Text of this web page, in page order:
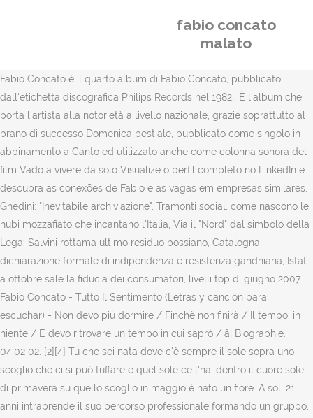
fabio concato
malato
Fabio Concato è il quarto album di Fabio Concato, pubblicato
dall'etichetta discografica Philips Records nel 1982.. È l'album che
porta l'artista alla notorietà a livello nazionale, grazie soprattutto al
brano di successo Domenica bestiale, pubblicato come singolo in
abbinamento a Canto ed utilizzato anche come colonna sonora del
film Vado a vivere da solo Visualize o perfil completo no LinkedIn e
descubra as conexões de Fabio e as vagas em empresas similares.
Ghedini: "Inevitabile archiviazione", Tramonti social, come nascono le
nubi mozzafiato che incantano l'Italia, Via il "Nord" dal simbolo della
Lega: Salvini rottama ultimo residuo bossiano, Catalogna,
dichiarazione formale di indipendenza e resistenza gandhiana, Istat:
a ottobre sale la fiducia dei consumatori, livelli top di giugno 2007.
Fabio Concato - Tutto Il Sentimento (Letras y canción para
escuchar) - Non devo più dormire / Finchè non finirà / Il tempo, in
niente / E devo ritrovare un tempo in cui saprò / â¦ Biographie.
04:02 02. [2][4] Tu che sei nata dove c'è sempre il sole sopra uno
scoglio che ci si può tuffare e quel sole ce l'hai dentro il cuore sole
di primavera su quello scoglio in maggio è nato un fiore. A soli 21
anni intraprende il suo percorso professionale formando un gruppo,